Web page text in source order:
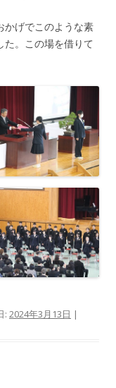
かげでこのような素
。この場を借りて
: 2024年3月13日 |